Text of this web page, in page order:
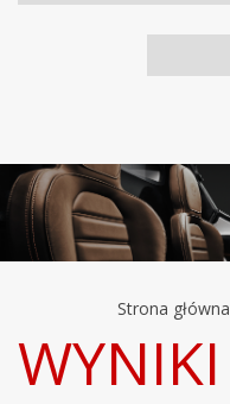
Strona główna
WYNIKI